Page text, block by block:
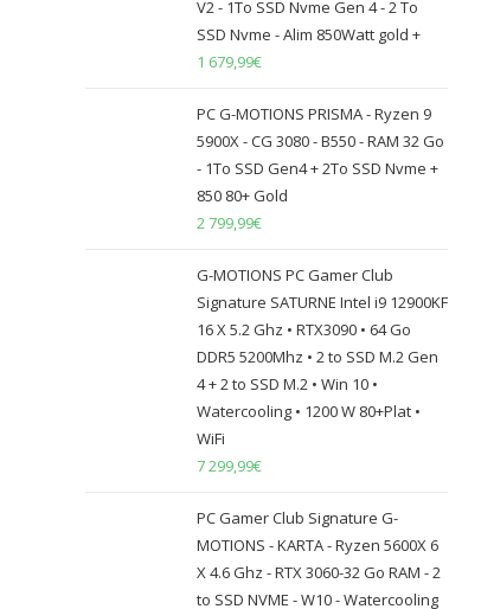
V2 - 1To SSD Nvme Gen 4 - 2 To
SSD Nvme - Alim 850Watt gold +
1 679,99€
PC G-MOTIONS PRISMA - Ryzen 9
5900X - CG 3080 - B550 - RAM 32 Go
- 1To SSD Gen4 + 2To SSD Nvme +
850 80+ Gold
2 799,99€
G-MOTIONS PC Gamer Club
Signature SATURNE Intel i9 12900KF
16 X 5.2 Ghz • RTX3090 • 64 Go
DDR5 5200Mhz • 2 to SSD M.2 Gen
4 + 2 to SSD M.2 • Win 10 •
Watercooling • 1200 W 80+Plat •
WiFi
7 299,99€
PC Gamer Club Signature G-
MOTIONS - KARTA - Ryzen 5600X 6
X 4.6 Ghz - RTX 3060-32 Go RAM - 2
to SSD NVME - W10 - Watercooling